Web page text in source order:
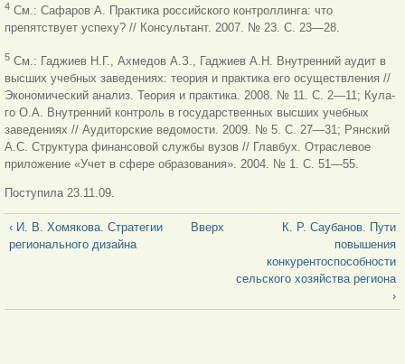
4 См.: Сафаров А. Практика российского контроллинга: что
препятствует успеху? // Консультант. 2007. № 23. С. 23—28.
5 См.: Гаджиев Н.Г., Ахмедов А.З., Гаджиев А.Н. Внутренний аудит в
высших учебных заведениях: теория и практика его осуществления //
Экономический анализ. Теория и практика. 2008. № 11. С. 2—11; Кула-
го О.А. Внутренний контроль в государственных высших учебных
заведениях // Аудиторские ведомости. 2009. № 5. С. 27—31; Рянский
А.С. Структура финансовой службы вузов // Главбух. Отраслевое
приложение «Учет в сфере образования». 2004. № 1. С. 51—55.
Поступила 23.11.09.
‹ И. В. Хомякова. Стратегии
регионального дизайна
Вверх
К. Р. Саубанов. Пути
повышения
конкурентоспособности
сельского хозяйства региона
›